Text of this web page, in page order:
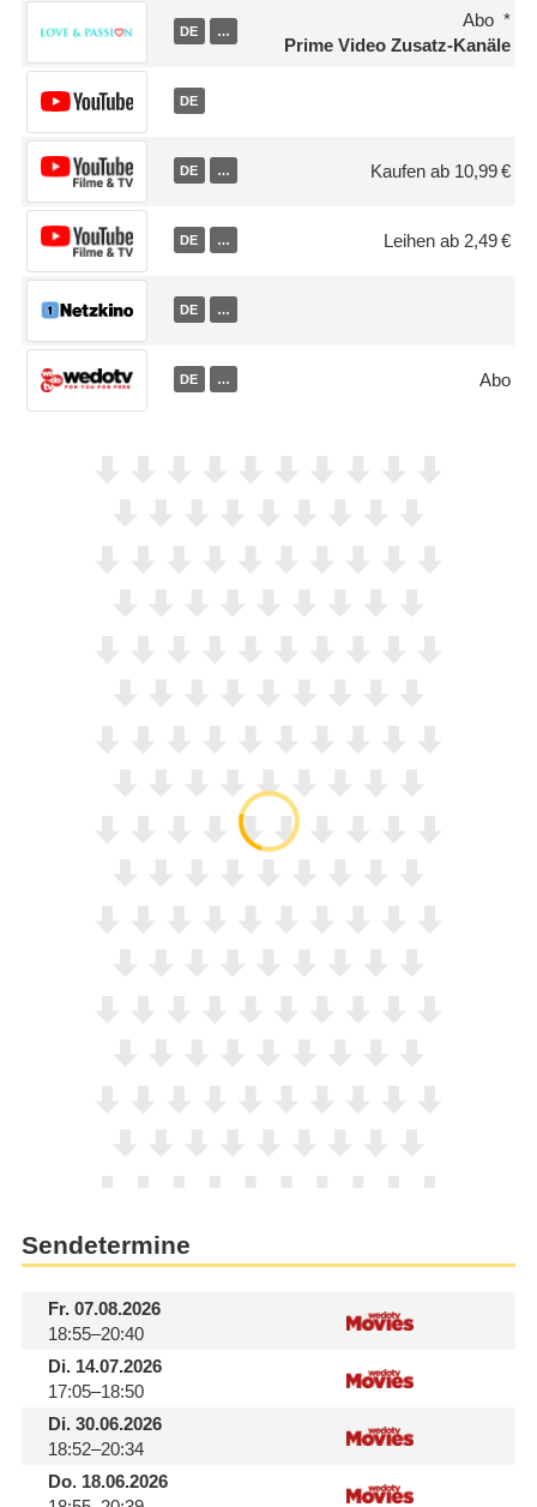
DE …
Abo
Prime Video Zusatz-Kanäle
DE
DE … Kaufen ab 10,99 €
DE … Leihen ab 2,49 €
DE …
DE … Abo
Sendetermine
Fr.07.08.2026
18:55–20:40
Di.14.07.2026
17:05–18:50
Di.30.06.2026
18:52–20:34
Do.18.06.2026